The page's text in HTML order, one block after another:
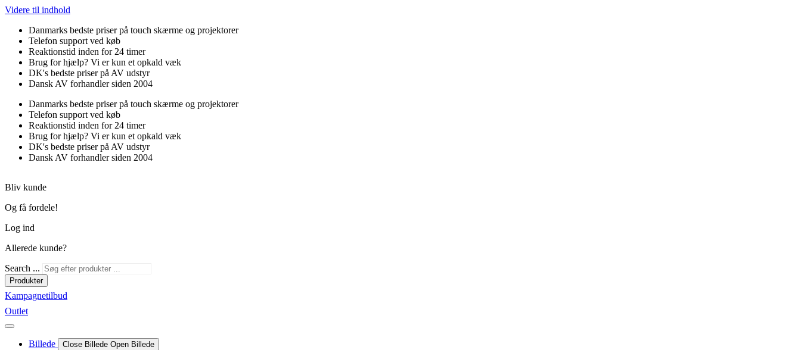
Videre til indhold
Danmarks bedste priser på touch skærme og projektorer
Telefon support ved køb
Reaktionstid inden for 24 timer
Brug for hjælp? Vi er kun et opkald væk
DK's bedste priser på AV udstyr
Dansk AV forhandler siden 2004
Danmarks bedste priser på touch skærme og projektorer
Telefon support ved køb
Reaktionstid inden for 24 timer
Brug for hjælp? Vi er kun et opkald væk
DK's bedste priser på AV udstyr
Dansk AV forhandler siden 2004
Bliv kunde
Og få fordele!
Log ind
Allerede kunde?
Search ...
Produkter
Kampagnetilbud
Outlet
Billede Close Billede Open Billede